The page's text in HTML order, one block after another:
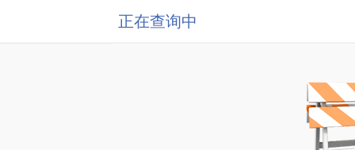
正在查询中